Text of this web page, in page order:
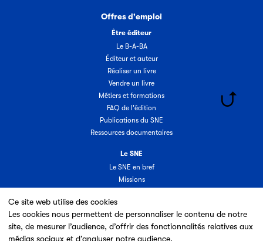
Ce site web utilise des cookies
Les cookies nous permettent de personnaliser le contenu de notre
site, de mesurer l’audience, d’offrir des fonctionnalités relatives aux
médias sociaux et d’analyser notre audience.
Offres d'emploi
Être éditeur
Le B-A-BA
Éditeur et auteur
Réaliser un livre
Vendre un livre
Métiers et formations
FAQ de l'édition
Publications du SNE
Ressources documentaires
Le SNE
Le SNE en bref
Missions
Groupes & commissions
Partenaires
Annuaire des adhérents